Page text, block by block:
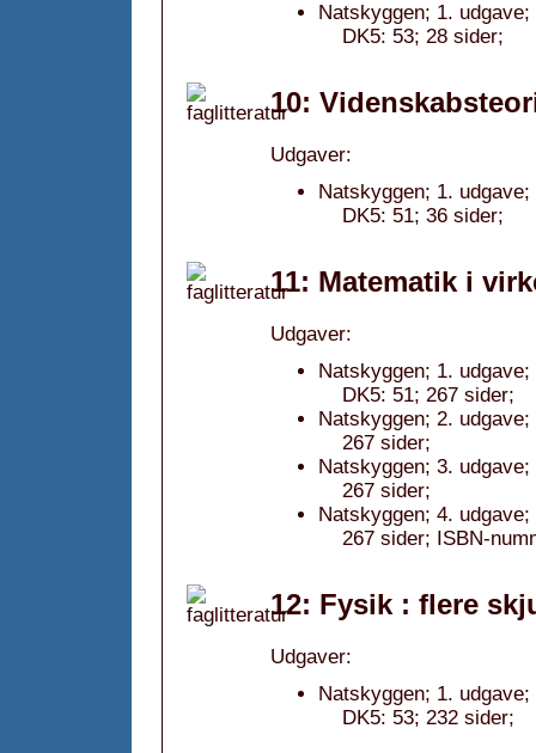
Natskyggen; 1. udgave;
DK5: 53; 28 sider;
10:
Udgaver:
Natskyggen; 1. udgave;
DK5: 51; 36 sider;
11: Matematik i
Udgaver:
Natskyggen; 1. udgave;
DK5: 51; 267 sider;
Natskyggen; 2.
267 sider;
Natskyggen; 3. udgave;
267 sider;
Natskyggen; 4. udgave;
267 sider; ISBN-
12: Fysik : flere
Udgaver:
Natskyggen; 1. udgave;
DK5: 53; 232 sider;